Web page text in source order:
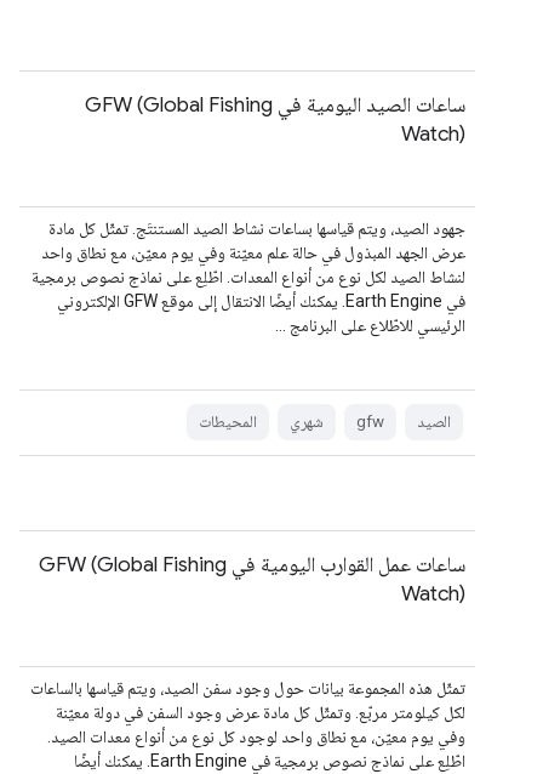
ساعات الصيد اليومية في GFW (Global Fishing
Watch)
جهود الصيد، ويتم قياسها بساعات نشاط الصيد المستنتَج. تمثّل كل مادة
عرض الجهد المبذول في حالة علم معيّنة وفي يوم معيّن، مع نطاق واحد
لنشاط الصيد لكل نوع من أنواع المعدات. اطّلِع على نماذج نصوص برمجية
في Earth Engine. يمكنك أيضًا الانتقال إلى موقع GFW الإلكتروني
الرئيسي للاطّلاع على البرنامج …
الصيد gfw شهري المحيطات
ساعات عمل القوارب اليومية في GFW (Global Fishing
Watch)
تمثّل هذه المجموعة بيانات حول وجود سفن الصيد، ويتم قياسها بالساعات
لكل كيلومتر مربّع. وتمثّل كل مادة عرض وجود السفن في دولة معيّنة
وفي يوم معيّن، مع نطاق واحد لوجود كل نوع من أنواع معدات الصيد.
اطّلِع على نماذج نصوص برمجية في Earth Engine. يمكنك أيضًا